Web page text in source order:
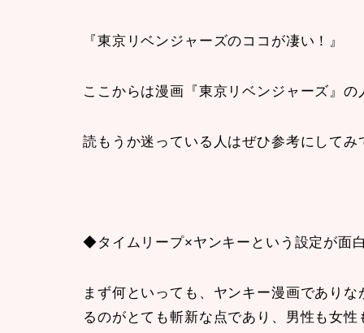
『東京リベンジャーズのココが凄い！』
ここからは漫画『東京リベンジャーズ』
読もうか迷っている人はぜひ参考にしてみ
◆タイムリープ×ヤンキーという設定が面
まず何といっても、ヤンキー漫画であり
るのがとても斬新な点であり、男性も女